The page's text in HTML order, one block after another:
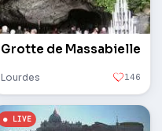
Grotte de Massabielle
Lourdes 146